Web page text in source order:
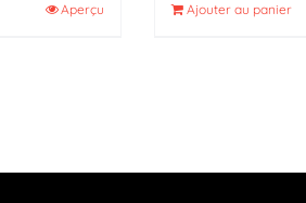
Aperçu Ajouter au panier